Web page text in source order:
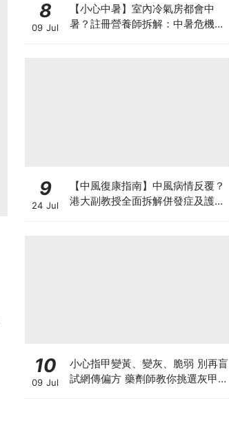
8
09 Jul
【小心中暑】室內冷氣房都會中
暑？註冊營養師拆解：中暑危機及
9
24 Jul
【中風復康指南】中風病情反覆？
港大副教授全面拆解併發症及護理
10
09 Jul
小心指甲變黃、變灰、脆弱 別再盲
試網傳偏方 藥劑師教你挑選灰甲產